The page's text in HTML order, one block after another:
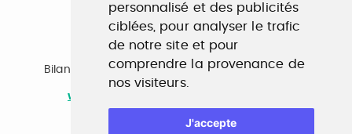
personnalisé et des publicités
ciblées, pour analyser le trafic
de notre site et pour
comprendre la provenance de
nos visiteurs.
J'accepte
www.profilculture-formation.com
Accompagnement professionnel
Bilan de compétences, coaching, techniques de
recherche d'emploi, entretien conseil.
www.profilculture-competences.com